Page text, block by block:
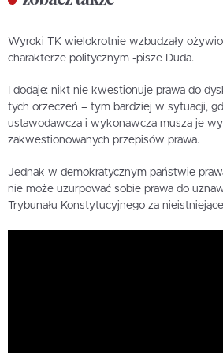
Wyroki TK wielokrotnie wzbudzały
charakterze politycznym -pisze Duda.
I dodaje: nikt nie kwestionuje prawa do
tych orzeczeń – tym bardziej w sytuacji,
ustawodawcza i wykonawcza muszą je
zakwestionowanych przepisów prawa.
Jednak w demokratycznym państwie
nie może uzurpować sobie prawa do
Trybunału Konstytucyjnego za